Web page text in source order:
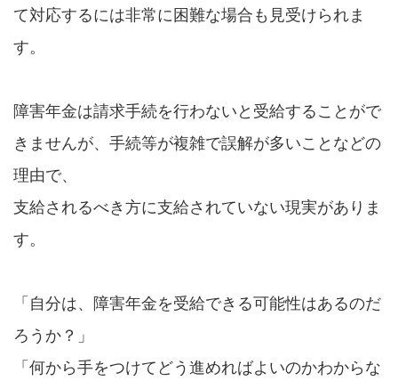
て対応するには非常に困難な場合も見受けられま
す。
障害年金は請求手続を行わないと受給することがで
きませんが、手続等が複雑で誤解が多いことなどの
理由で、
支給されるべき方に支給されていない現実がありま
す。
「自分は、障害年金を受給できる可能性はあるのだ
ろうか？」
「何から手をつけてどう進めればよいのかわからな